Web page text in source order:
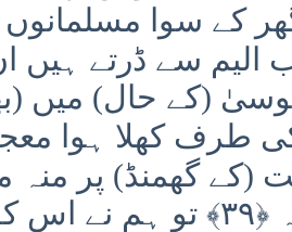
الیم سے ڈرتے ہیں
موسیٰ (کے حال)
(کے گھمنڈ) پر منہ
ہے یا دیوانہ ﴿۳۹﴾